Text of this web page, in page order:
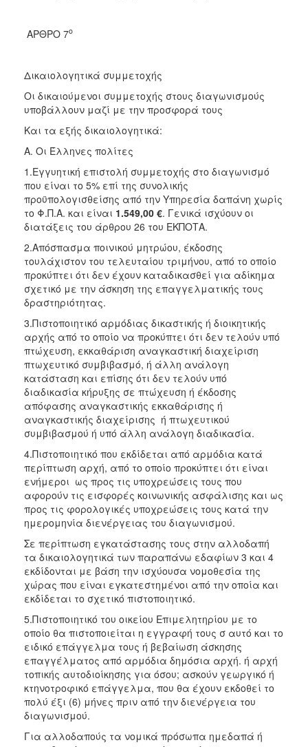
ΑΡΘΡΟ 7ο
Δικαιολογητικά συμμετοχής
Οι δικαιούμενοι συμμετοχής στους διαγωνισμούς
υποβάλλουν μαζί με την προσφορά τους
Και τα εξής δικαιολογητικά:
Α. Οι Έλληνες πολίτες
1.Εγγυητική επιστολή συμμετοχής στο διαγωνισμό
που είναι το 5% επί της συνολικής
προϋπολογισθείσης από την Υπηρεσία δαπάνη χωρίς
το Φ.Π.Α. και είναι 1.549,00 €. Γενικά ισχύουν οι
διατάξεις του άρθρου 26 του ΕΚΠΟΤΑ.
2.Απόσπασμα ποινικού μητρώου, έκδοσης
τουλάχιστον του τελευταίου τριμήνου, από το οποίο
προκύπτει ότι δεν έχουν καταδικασθεί για αδίκημα
σχετικό με την άσκηση της επαγγελματικής τους
δραστηριότητας.
3.Πιστοποιητικό αρμόδιας δικαστικής ή διοικητικής
αρχής από το οποίο να προκύπτει ότι δεν τελούν υπό
πτώχευση, εκκαθάριση αναγκαστική διαχείριση
πτωχευτικό συμβιβασμό, ή άλλη ανάλογη
κατάσταση και επίσης ότι δεν τελούν υπό
διαδικασία κήρυξης σε πτώχευση ή έκδοσης
απόφασης αναγκαστικής εκκαθάρισης ή
αναγκαστικής διαχείρισης ή πτωχευτικού
συμβιβασμού ή υπό άλλη ανάλογη διαδικασία.
4.Πιστοποιητικό που εκδίδεται από αρμόδια κατά
περίπτωση αρχή, από το οποίο προκύπτει ότι είναι
ενήμεροι ως προς τις υποχρεώσεις τους που
αφορούν τις εισφορές κοινωνικής ασφάλισης και ως
προς τις φορολογικές υποχρεώσεις τους κατά την
ημερομηνία διενέργειας του διαγωνισμού.
Σε περίπτωση εγκατάστασης τους στην αλλοδαπή
τα δικαιολογητικά των παραπάνω εδαφίων 3 και 4
εκδίδονται με βάση την ισχύουσα νομοθεσία της
χώρας που είναι εγκατεστημένοι από την οποία και
εκδίδεται το σχετικό πιστοποιητικό.
5.Πιστοποιητικό του οικείου Επιμελητηρίου με το
οποίο θα πιστοποιείται η εγγραφή τους σ αυτό και το
ειδικό επάγγελμα τους ή βεβαίωση άσκησης
επαγγέλματος από αρμόδια δημόσια αρχή. ή αρχή
τοπικής αυτοδιοίκησης για όσου; ασκούν γεωργικό ή
κτηνοτροφικό επάγγελμα, που θα έχουν εκδοθεί το
πολύ έξι (6) μήνες πριν από την διενέργεια του
διαγωνισμού.
Για αλλοδαπούς τα νομικά πρόσωπα ημεδαπά ή